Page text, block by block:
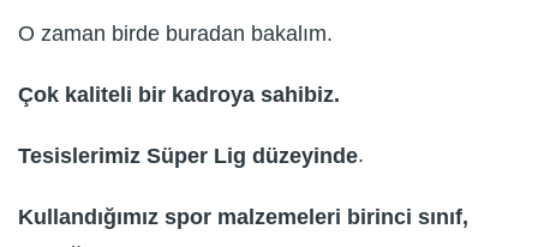
O zaman birde buradan bakalım.
Çok kaliteli bir kadroya sahibiz.
Tesislerimiz Süper Lig d üzeyinde.
Kulland ığımız spor malzemeleri birinci sınıf,